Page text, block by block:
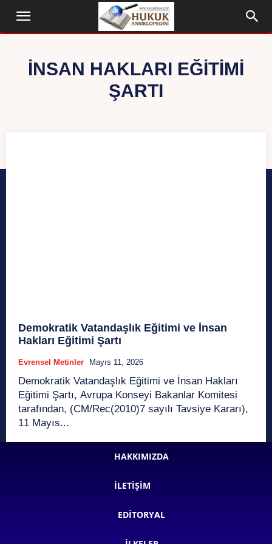
İNSAN HAKLARI EĞITIMI
ŞARTI
Demokratik Vatandaşlık Eğitimi ve İnsan
Hakları Eğitimi Şartı
Evrensel Metinler Mayıs 11, 2026
Demokratik Vatandaşlık Eğitimi ve İnsan Hakları
Eğitimi Şartı, Avrupa Konseyi Bakanlar Komitesi
tarafından, (CM/Rec(2010)7 sayılı Tavsiye Kararı),
11 Mayıs...
HAKKIMIZDA
İLETIŞIM
EDITORYAL